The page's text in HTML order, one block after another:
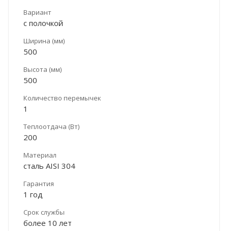
Вариант
с полочкой
Ширина (мм)
500
Высота (мм)
500
Количество перемычек
1
Теплоотдача (Вт)
200
Материал
сталь AISI 304
Гарантия
1 год
Срок службы
более 10 лет